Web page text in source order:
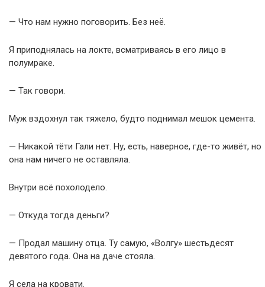
— Что нам нужно поговорить. Без неё.
Я приподнялась на локте, всматриваясь в его лицо в
полумраке.
— Так говори.
Муж вздохнул так тяжело, будто поднимал мешок цемента.
— Никакой тёти Гали нет. Ну, есть, наверное, где-то живёт, но
она нам ничего не оставляла.
Внутри всё похолодело.
— Откуда тогда деньги?
— Продал машину отца. Ту самую, «Волгу» шестьдесят
девятого года. Она на даче стояла.
Я села на кровати.